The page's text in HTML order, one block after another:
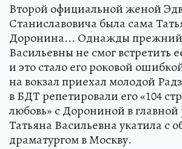
Второй официальной женой
Станиславовича была сама
Доронина... Однажды
Васильевны не смог встретить
и это стало его роковой
на вокзал приехал молодой
в БДТ репетировали его «104
любовь» с Дорониной в
Татьяна Васильевна укатила с
драматургом в Москву.